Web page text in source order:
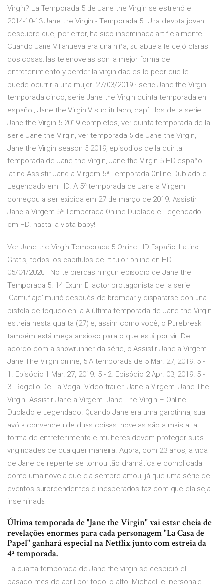
Virgin? La Temporada 5 de Jane the Virgin se estrenó el
2014-10-13 Jane the Virgin - Temporada 5. Una devota joven
descubre que, por error, ha sido inseminada artificialmente.
Cuando Jane Villanueva era una niña, su abuela le dejó claras
dos cosas: las telenovelas son la mejor forma de
entretenimiento y perder la virginidad es lo peor que le
puede ocurrir a una mujer. 27/03/2019 · serie Jane the Virgin
temporada cinco, serie Jane the Virgin quinta temporada en
español, Jane the Virgin V subtitulado, capítulos de la serie
Jane the Virgin 5 2019 completos, ver quinta temporada de la
serie Jane the Virgin, ver temporada 5 de Jane the Virgin,
Jane the Virgin season 5 2019, episodios de la quinta
temporada de Jane the Virgin, Jane the Virgin 5 HD español
latino Assistir Jane a Virgem 5ª Temporada Online Dublado e
Legendado em HD. A 5ª temporada de Jane a Virgem
começou a ser exibida em 27 de março de 2019. Assistir
Jane a Virgem 5ª Temporada Online Dublado e Legendado
em HD. hasta la vista baby!
Ver Jane the Virgin Temporada 5 Online HD Español Latino
Gratis, todos los capitulos de ::titulo:: online en HD.
05/04/2020 · No te pierdas ningún episodio de Jane the
Temporada 5. 14 Exum El actor protagonista de la serie
'Camuflaje' murió después de bromear y dispararse con una
pistola de fogueo en la A última temporada de Jane the Virgin
estreia nesta quarta (27) e, assim como você, o Purebreak
também está mega ansioso para o que está por vir. De
acordo com a showrunner da série, o Assistir Jane a Virgem -
Jane The Virgin online, 5 A temporada de 5 Mar. 27, 2019. 5 -
1. Episódio 1 Mar. 27, 2019. 5 - 2. Episódio 2 Apr. 03, 2019. 5 -
3. Rogelio De La Vega. Vídeo trailer. Jane a Virgem -Jane The
Virgin. Assistir Jane a Virgem -Jane The Virgin – Online
Dublado e Legendado. Quando Jane era uma garotinha, sua
avó a convenceu de duas coisas: novelas são a mais alta
forma de entretenimento e mulheres devem proteger suas
virgindades de qualquer maneira. Agora, com 23 anos, a vida
de Jane de repente se tornou tão dramática e complicada
como uma novela que ela sempre amou, já que uma série de
eventos surpreendentes e inesperados faz com que ela seja
inseminada
Última temporada de "Jane the Virgin" vai estar cheia de
revelações enormes para cada personagem "La Casa de
Papel" ganhará especial na Netflix junto com estreia da
4ª temporada.
La cuarta temporada de Jane the virgin se despidió el
pasado mes de abril por todo lo alto. Michael, el personaje